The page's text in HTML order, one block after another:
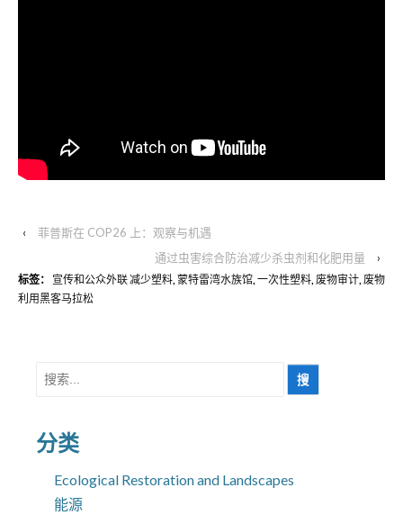
‹
菲普斯在 COP26 上：观察与机遇
通过虫害综合防治减少杀虫剂和化肥用量
›
标签： 宣传和公众外联 减少塑料,蒙特雷湾水族馆,一次性塑料,废物审计,废物
利用黑客马拉松
搜
分类
Ecological Restoration and Landscapes
能源